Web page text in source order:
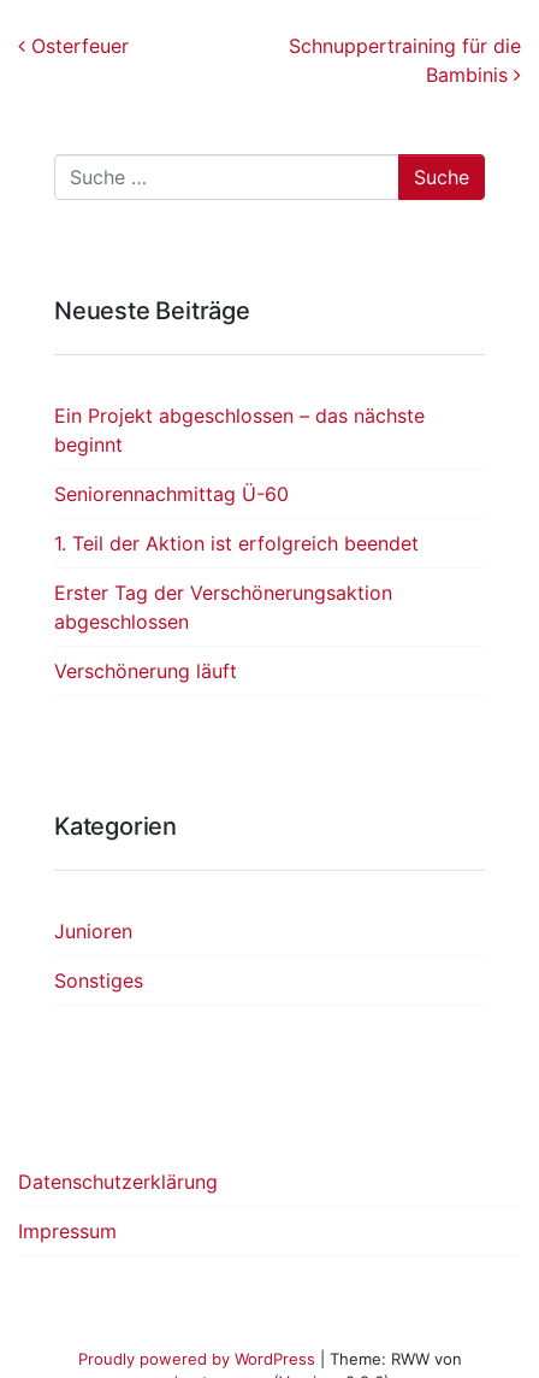
Beitragsnavigation
Osterfeuer
Schnuppertraining für die
Bambinis
Suche
Neueste Beiträge
Ein Projekt abgeschlossen – das nächste
beginnt
Seniorennachmittag Ü-60
1. Teil der Aktion ist erfolgreich beendet
Erster Tag der Verschönerungsaktion
abgeschlossen
Verschönerung läuft
Kategorien
Junioren
Sonstiges
Datenschutzerklärung
Impressum
Proudly powered by WordPress
Theme: RWW von